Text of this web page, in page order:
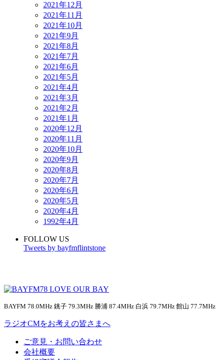
2021年12月
2021年11月
2021年10月
2021年9月
2021年8月
2021年7月
2021年6月
2021年5月
2021年4月
2021年3月
2021年2月
2021年1月
2020年12月
2020年11月
2020年10月
2020年9月
2020年8月
2020年7月
2020年6月
2020年5月
2020年4月
1992年4月
FOLLOW US
Tweets by bayfmflintstone
BAYFM 78.0MHz 銚子 79.3MHz 勝浦 87.4MHz 白浜 79.7MHz 館山 77.7MHz
ラジオCMをお考えの皆さまへ
ご意見・お問い合わせ
会社概要